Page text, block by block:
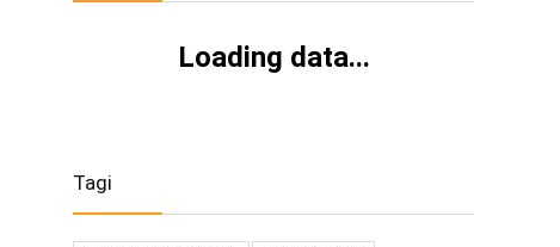
Loading data...
Tagi